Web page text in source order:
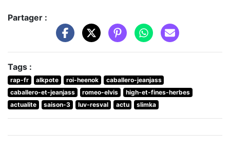
Partager :
Tags :
rap-fr alkpote roi-heenok
caballero-jeanjass
caballero-et-jeanjass
romeo-elvis
high-et-fines-herbes
actualite
saison-3 luv-resval actu slimka